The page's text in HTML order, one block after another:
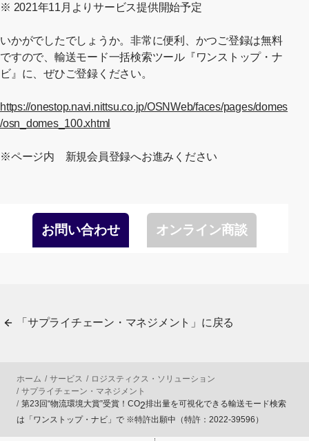
※ 2021年11月よりサービス提供開始予定
いかがでしたでしょうか。非常に便利、かつご登録は無料
ですので、輸送モード一括検索ツール『ワンストップ・ナ
ビ』に、ぜひご登録ください。
https://onestop.navi.nittsu.co.jp/OSNWeb/faces/pages/domes
/osn_domes_100.xhtml
※ページ内 新規会員登録へお進みください
お問い合わせ オンライン商談
「サプライチェーン・マネジメント」に戻る
ホーム サービス
ロジスティクス・ソリューション
サプライチェーン・マネジメント
第23回“物流環境大賞”受賞！CO2排出量を可視化できる輸送モード検索
は「ワンストップ・ナビ」で ※特許出願中（特許：2022-39596）